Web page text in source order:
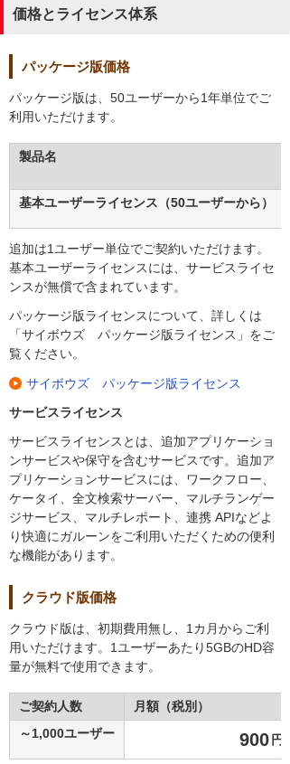
価格とライセンス体系
パッケージ版価格
パッケージ版は、50ユーザーから1年単位でご
利用いただけます。
製品名
基本ユーザーライセンス（50ユーザーから）
追加は1ユーザー単位でご契約いただけます。
基本ユーザーライセンスには、サービスライセ
ンスが無償で含まれています。
パッケージ版ライセンスについて、詳しくは
「サイボウズ パッケージ版ライセンス」をご
覧ください。
サイボウズ パッケージ版ライセンス
サービスライセンス
サービスライセンスとは、追加アプリケーショ
ンサービスや保守を含むサービスです。追加ア
プリケーションサービスには、ワークフロー、
ケータイ、全文検索サーバー、マルチランゲー
ジサービス、マルチレポート、連携 APIなどよ
り快適にガルーンをご利用いただくための便利
な機能があります。
クラウド版価格
クラウド版は、初期費用無し、1カ月からご利
用いただけます。1ユーザーあたり5GBのHD容
量が無料で使用できます。
ご契約人数
月額（税別）
～1,000ユーザー
900 円